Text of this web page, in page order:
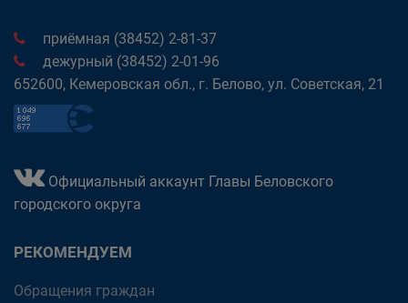
приёмная (38452) 2-81-37
дежурный (38452) 2-01-96
652600, Кемеровская обл., г. Белово, ул. Советская, 21
Официальный аккаунт Главы Беловского
городского округа
РЕКОМЕНДУЕМ
Обращения граждан